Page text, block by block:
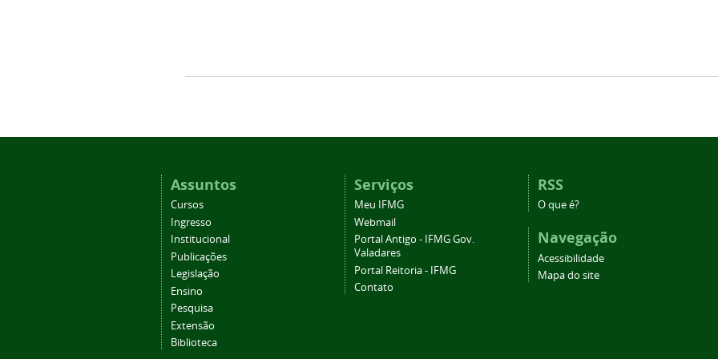
Assuntos
Cursos
Ingresso
Institucional
Publicações
Legislação
Ensino
Pesquisa
Extensão
Biblioteca
Serviços
Meu IFMG
Webmail
Portal Antigo - IFMG Gov.
Valadares
Portal Reitoria - IFMG
Contato
RSS
O que é?
Navegação
Acessibilidade
Mapa do site